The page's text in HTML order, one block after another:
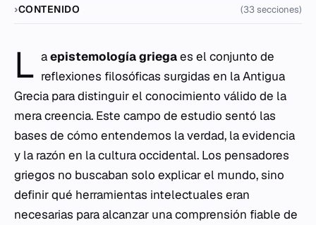
CONTENIDO (33 secciones)
L aepistemología griegaes el conjunto de
reflexiones filosóficas surgidas en la Antigua
Grecia para distinguir el conocimiento válido de la
mera creencia. Este campo de estudio sentó las
bases de cómo entendemos la verdad, la evidencia
y la razón en la cultura occidental. Los pensadores
griegos no buscaban solo explicar el mundo, sino
definir qué herramientas intelectuales eran
necesarias para alcanzar una comprensión fiable de